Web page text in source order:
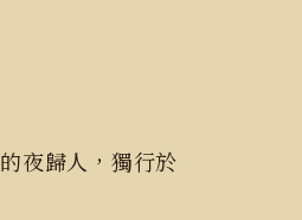
夜歸人，獨行於